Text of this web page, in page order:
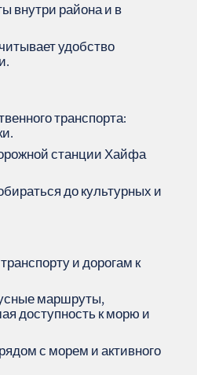
внутри района и в
удобство
транспорта:
станции Хайфа
до культурных и
и дорогам к
маршруты,
доступность к морю и
с морем и активного